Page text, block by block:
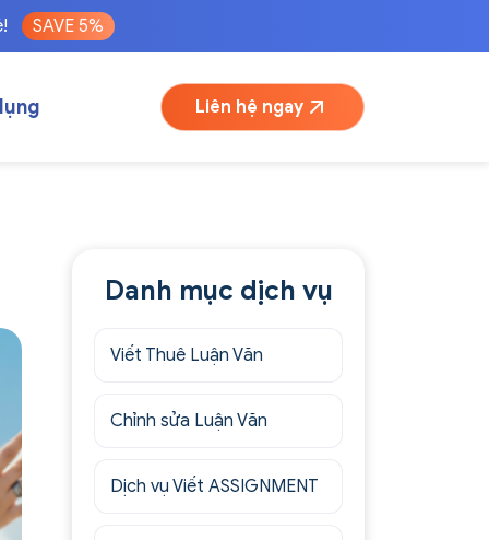
SAVE 5%
Liên hệ ngay
Danh mục dịch vụ
Viết Thuê Luận Văn
Chỉnh sửa Luận Văn
Dịch vụ Viết ASSIGNMENT